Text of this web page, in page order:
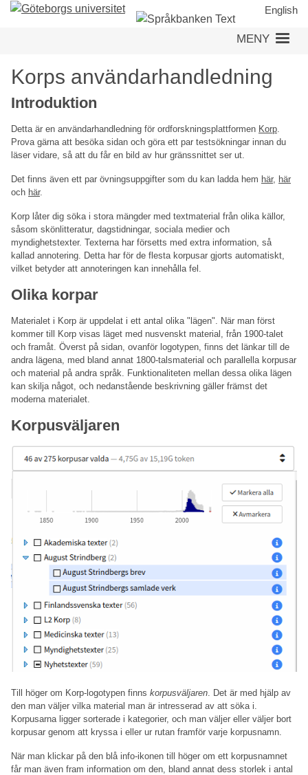
Hoppa
English
MENY
Korps användarhandledning
Introduktion
Detta är en användarhandledning för ordforskningsplattformen Korp.
Prova gärna att besöka sidan och göra ett par testsökningar innan du
läser vidare, så att du får en bild av hur gränssnittet ser ut.
Det finns även ett par övningsuppgifter som du kan ladda hem här, här
och här.
Korp låter dig söka i stora mängder med textmaterial från olika källor,
såsom skönlitteratur, dagstidningar, sociala medier och
myndighetstexter. Texterna har försetts med extra information, så
kallad annotering. Detta har för de flesta korpusar gjorts automatiskt,
vilket betyder att annoteringen kan innehålla fel.
Olika korpar
Materialet i Korp är uppdelat i ett antal olika "lägen". När man först
kommer till Korp visas läget med nusvenskt material, från 1900-talet
och framåt. Överst på sidan, ovanför logotypen, finns det länkar till de
andra lägena, med bland annat 1800-talsmaterial och parallella korpusar
och material på andra språk. Funktionaliteten mellan dessa olika lägen
kan skilja något, och nedanstående beskrivning gäller främst det
moderna materialet.
Korpusväljaren
Till höger om Korp-logotypen finns korpusväljaren . Det är med hjälp av
den man väljer vilka material man är intresserad av att söka i.
Korpusarna ligger sorterade i kategorier, och man väljer eller väljer bort
korpusar genom att kryssa i eller ur rutan framför varje korpusnamn.
När man klickar på den blå info-ikonen till höger om ett korpusnamnet
får man även fram information om den, bland annat dess storlek i antal